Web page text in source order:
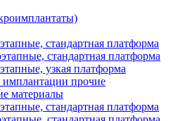
стандартная платформа
стандартная платформа
узкая платформа
прочие
материалы
стандартная платформа